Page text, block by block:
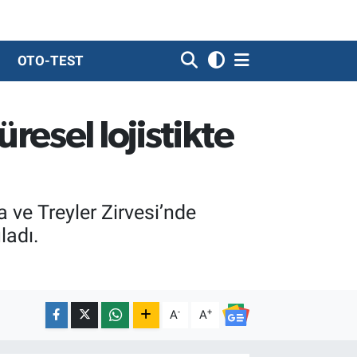
OTO-TEST
lojistikte
ve Treyler Zirvesi’nde
A- A+